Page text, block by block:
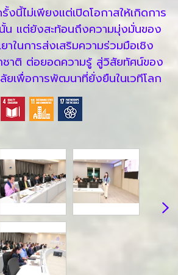
งนี้ไม่เพียงแต่เปิดโอกาสให้เกิดการ
นั้น แต่ยังสะท้อนถึงความมุ่งมั่นของ
าในการส่งเสริมความร่วมมือเชิง
ชาติ ต่อยอดความรู้ สู่วิสัยทัศน์ของ
ยเพื่อการพัฒนาที่ยั่งยืนในเวทีโลก